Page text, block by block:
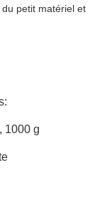
petit matériel et
1000 g